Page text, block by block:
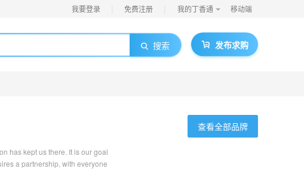
我要登录 免费注册 我的丁香通 移动端
搜索 发布求购
has kept us there. It is our goal
a partnership, with everyone
world to advance their
查看全部品牌